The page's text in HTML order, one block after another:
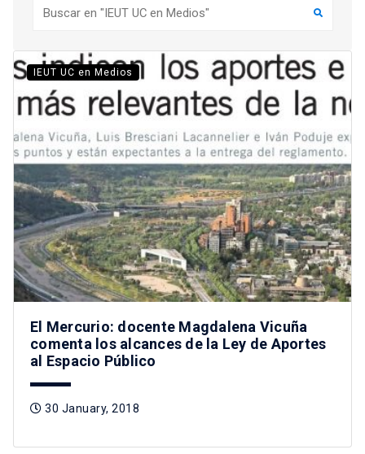
IEUT UC en Medios
El Mercurio: docente Magdalena Vicuña
comenta los alcances de la Ley de Aportes
al Espacio Público
30 January, 2018